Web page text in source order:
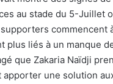
au stade du 5-Juillet
commencent
plus liés à un manque
que Zakaria Naïdji
apporter une solution